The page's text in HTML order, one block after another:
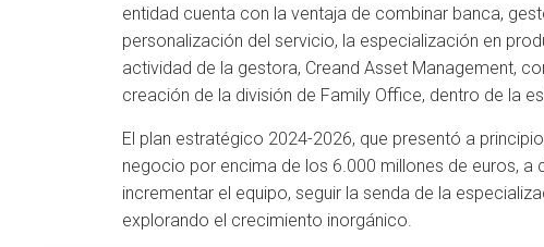
entidad cuenta con la ventaja de combinar banca,
personalización del servicio, la especialización en
actividad de la gestora, Creand Asset Management,
creación de la división de Family Office, dentro de la
El plan estratégico 2024-2026, que presentó a
negocio por encima de los 6.000 millones de euros,
incrementar el equipo, seguir la senda de la
explorando el crecimiento inorgánico.